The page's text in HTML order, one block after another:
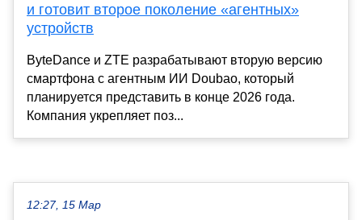
и готовит второе поколение «агентных»
устройств
ByteDance и ZTE разрабатывают вторую версию
смартфона с агентным ИИ Doubao, который
планируется представить в конце 2026 года.
Компания укрепляет поз...
12:27, 15 Мар